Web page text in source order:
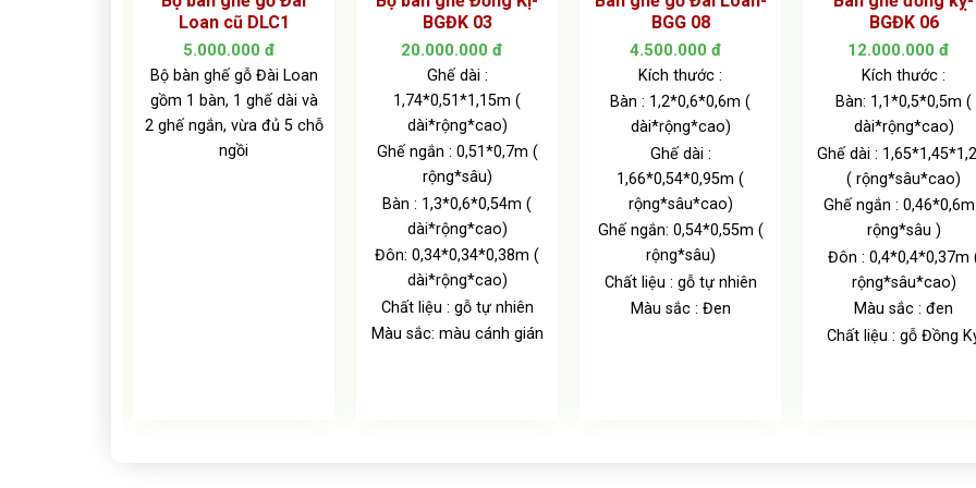
Loan cũ DLC1
5.000.000 đ
Bộ bàn ghế gỗ Đài Loan
gồm 1 bàn, 1 ghế dài và
2 ghế ngắn, vừa đủ 5 chỗ
ngồi
BGĐK 03
20.000.000 đ
Ghế dài :
1,74*0,51*1,15m (
dài*rộng*cao)
Ghế ngắn : 0,51*0,7m (
rộng*sâu)
Bàn : 1,3*0,6*0,54m (
dài*rộng*cao)
Đôn: 0,34*0,34*0,38m (
dài*rộng*cao)
Chất liệu : gỗ tự nhiên
Màu sắc: màu cánh gián
BGG 08
4.500.000 đ
Kích thước :
Bàn : 1,2*0,6*0,6m (
dài*rộng*cao)
Ghế dài :
1,66*0,54*0,95m (
rộng*sâu*cao)
Ghế ngắn: 0,54*0,55m (
rộng*sâu)
Chất liệu : gỗ tự nhiên
Màu sắc : Đen
BGĐK 06
12.000.000 đ
Kích thước :
Bàn: 1,1*0,5*0,5m (
dài*rộng*cao)
Ghế dài :
( rộng*sâu*cao)
Ghế ngắn :
rộng*sâu )
Đôn : 0,4*0,4*0,37m
rộng*sâu*cao)
Màu sắc : đen
Chất liệu : gỗ Đồng